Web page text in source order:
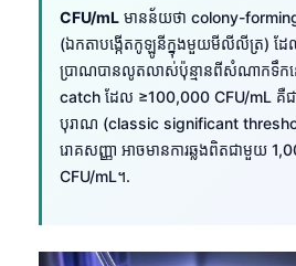
CFU/mL មានន័យថា colony-
(ឯកតាបង្កើតកូឡូនីក្នុងមួយមីលីលីត្រ) ដ
ប្រាណបានលូតលាស់ប៉ុន្មានពីសំណាកទឹក
catch ដែល ≥100,000 CFU/mL គឺជ
បុរាណ (classic significant
រោគសញ្ញា អាចមានការឆ្លងពិតជាមួយ
CFU/mL។.